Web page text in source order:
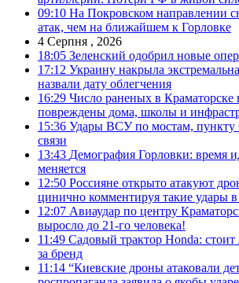
09:10 На Покровском направлении
атак, чем на ближайшем к Горловке
4 Серпня , 2026
18:05 Зеленский одобрил новые
17:12 Украину накрыла
назвали дату облегчения
16:29 Число раненых в Краматорске
повреждены дома, школы и
15:36 Удары ВСУ по мостам,
связи
13:43 Демография Горловки: время
меняется
12:50 Россияне открыто атакуют
цинично комментируя такие удары
12:07 Авиаудар по центру
выросло до 21-го человека!
11:49 Садовый трактор Honda: стоит
за бренд
11:14 “Киевские дроны атаковали